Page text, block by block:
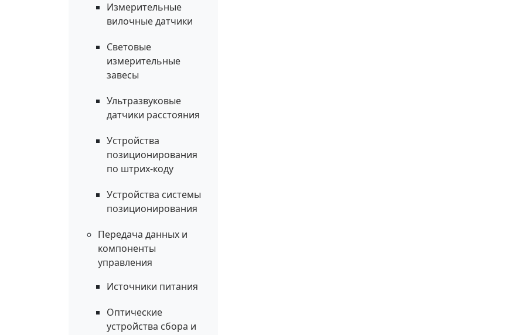
Измерительные
вилочные датчики
Световые
измерительные
завесы
Ультразвуковые
датчики расстояния
Устройства
позиционирования
по штрих-коду
Устройства системы
позиционирования
Передача данных и
компоненты
управления
Источники питания
Оптические
устройства сбора и